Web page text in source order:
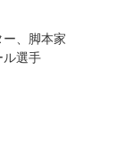
ー、脚本家
ル選手